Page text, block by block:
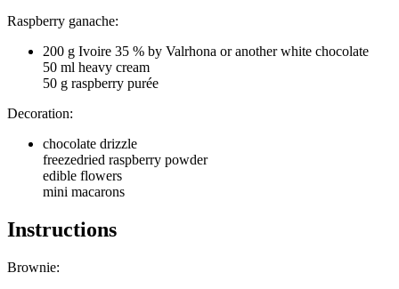
Raspberry ganache:
200 g Ivoire 35 % by Valrhona or another white chocolate
50 ml heavy cream
50 g raspberry purée
Decoration:
chocolate drizzle
freezedried raspberry powder
edible flowers
mini macarons
Instructions
Brownie: